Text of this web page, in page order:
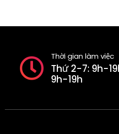
Thời gian làm việc
Thứ 2-7: 9h-
9h-19h